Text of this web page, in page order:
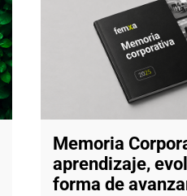
Memoria
aprendizaje,
forma de